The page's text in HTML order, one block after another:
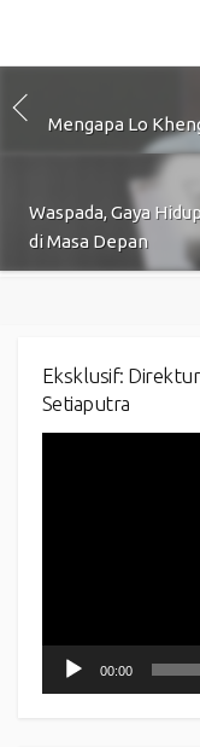
Mengapa Lo
Waspada, Gaya
di Masa Depan
Eksklusif:
Setiaputra
00:00